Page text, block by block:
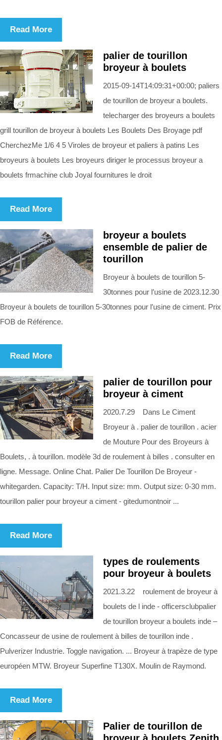
Read More
palier de tourillon
broyeur à boulets
2015-09-14T14:09:31+00:00; paliers
de tourillon de broyeur a boulets.
telecharger des broyeurs a boulets
grill tourillon de broyeur à boulets Les Boulets Des Broyage pdf
CherchezMe 1/6 4 5 Viroles de broyeur et paliers à patins Les
broyeurs à boulets Les broyeurs diriger le processus broyeur a
boulets frmachine club Joyal fournitures le droit
Read More
broyeur a boulets
ensemble de palier de
tourillon
Broyeur à boulets de tourillon 5-
30tonnes pour l′usine de 2023.12.30
Broyeur à boulets de tourillon 5-30tonnes pour l′usine de ciment. Prix
FOB de Référence.
Read More
palier de tourillon pour
broyeur à ciment
2020.7.29 Dans Le Ciment
Broyeur à . palier de tourillon . acier
de Mouture Pour des Broyeurs à
Boulets, . à tourillon. modèle 3d de roulement à billes . consulter en
ligne. Message. Online Chat. Palier De Tourillon De Broyeur -
whitegarden. Capacity: T/H. Input size: mm. Output size: 0-30 mm.
tourillon palier pour broyeur a ciment - gitedumontnoir ...
Read More
types de roulements
pour broyeur à boulets
2021.3.22 roulement de broyeur à
boulets de l inde - officersclubpalier
de tourillon broyeur a boulets inde –
Concasseur de usine de roulement à billes de tourillon inde .
Pulverizer Industrie. Toggle navigation. ... Broyeur à trapèze de type
européen MTW. Broyeur Superfine T130X. Moulin de Raymond.
Read More
Palier de tourillon de